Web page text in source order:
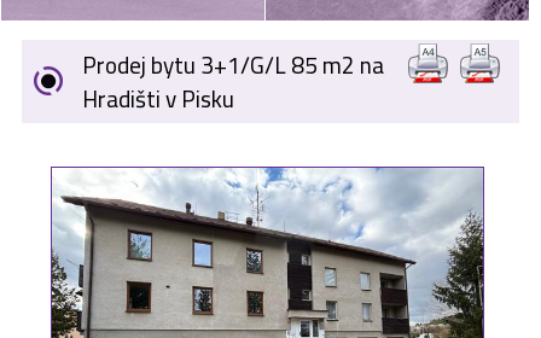
KARIÉRA
O NÁS
Prodej bytu 3+1/G/L 85 m2 na
Hradišti v Pisku